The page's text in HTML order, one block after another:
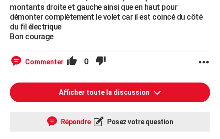
montants droite et gauche ainsi que en haut pour
démonter complètement le volet car il est coincé du côté
du fil électrique
Bon courage
Commenter 0
Afficher toute la discussion
Répondre Posez votre question